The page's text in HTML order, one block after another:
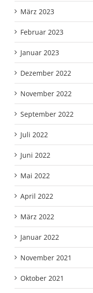
März 2023
Februar 2023
Januar 2023
Dezember 2022
November 2022
September 2022
Juli 2022
Juni 2022
Mai 2022
April 2022
März 2022
Januar 2022
November 2021
Oktober 2021